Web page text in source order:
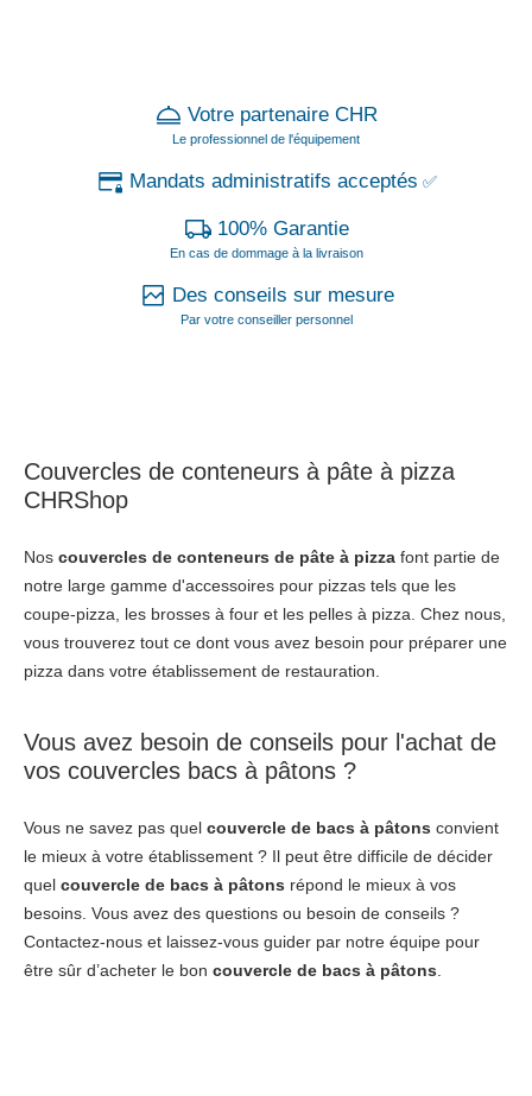
Votre partenaire CHR
Le professionnel de l'équipement
Mandats administratifs acceptés ✅
100% Garantie
En cas de dommage à la livraison
Des conseils sur mesure
Par votre conseiller personnel
Couvercles de conteneurs à pâte à pizza
CHRShop
Nos couvercles de conteneurs de pâte à pizza font partie de
notre large gamme d'accessoires pour pizzas tels que les
coupe-pizza, les brosses à four et les pelles à pizza. Chez nous,
vous trouverez tout ce dont vous avez besoin pour préparer une
pizza dans votre établissement de restauration.
Vous avez besoin de conseils pour l'achat de
vos couvercles bacs à pâtons ?
Vous ne savez pas quel couvercle de bacs à pâtons convient
le mieux à votre établissement ? Il peut être difficile de décider
quel couvercle de bacs à pâtons répond le mieux à vos
besoins. Vous avez des questions ou besoin de conseils ?
Contactez-nous et laissez-vous guider par notre équipe pour
être sûr d’acheter le bon couvercle de bacs à pâtons.